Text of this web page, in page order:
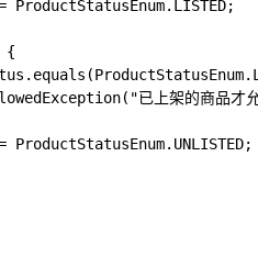
ProductStatusEnum.LISTED;
{
已上架的商品才
ProductStatusEnum.UNLISTED;